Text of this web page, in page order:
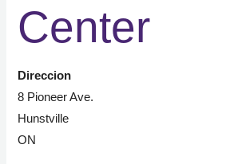
Center
Direccion
8 Pioneer Ave.
Hunstville
ON